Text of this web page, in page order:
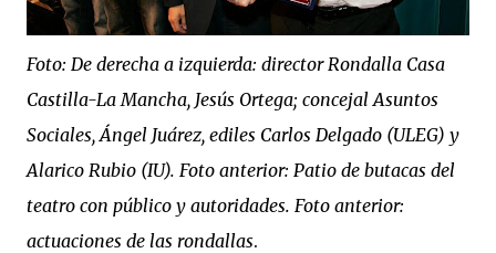
Foto: De derecha a izquierda: director Rondalla Casa
Castilla-La Mancha, Jesús Ortega; concejal Asuntos
Sociales, Ángel Juárez, ediles Carlos Delgado (ULEG) y
Alarico Rubio (IU). Foto anterior: Patio de butacas del
teatro con público y autoridades. Foto anterior:
actuaciones de las rondallas.